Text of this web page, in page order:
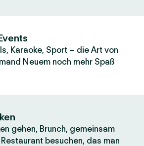
Karaoke, Sport – die Art von
Neuem noch mehr Spaß
gehen, Brunch, gemeinsam
besuchen, das man